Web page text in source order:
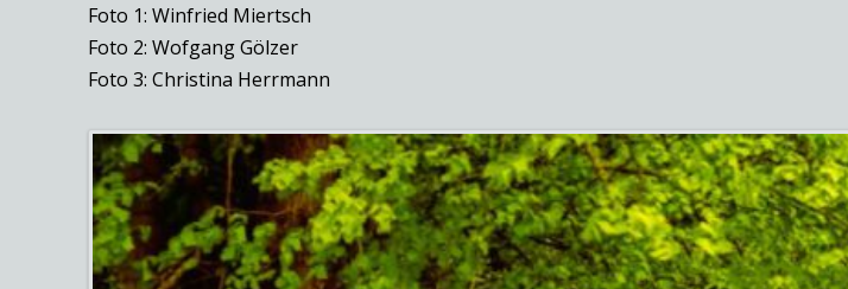
Foto 1: Winfried Miertsch
Foto 2: Wofgang Gölzer
Foto 3: Christina Herrmann